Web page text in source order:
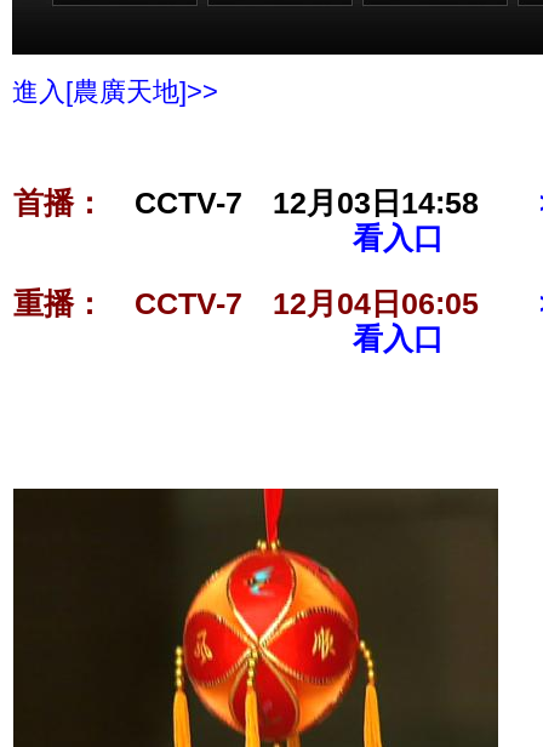
進入[農廣天地]>>
首播： CCTV-7 12月03日14:58
看入口
重播：
CCTV-7 12月04日06:05
看入口